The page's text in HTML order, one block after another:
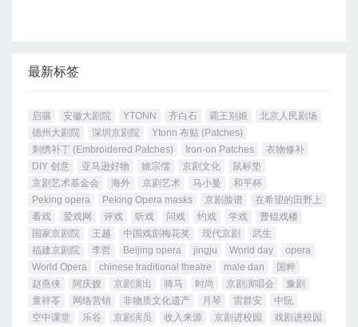
最新标签
启骧 安徽大剧院 YTONN 齐白石 霸王别姬
北京人民剧场
德州大剧院
深圳京剧院
Ytonn 布贴 (Patches)
刺绣补丁 (Embroidered Patches)
Iron-on Patches
衣物修补
DIY 创意
亚马逊好物 姚宗儒 京剧文化
鼠标垫
京剧艺术基金会
海外 京剧艺术 马小曼
和平杯
Peking opera
Peking Opera masks 京剧脸谱
在希望的田野上
看戏
爱戏网 评戏 听戏 问戏 约戏 学戏
曹锟戏楼
国家京剧院
王越 中国戏剧梅花奖 现代京剧
武生
福建京剧院
李哲 Beijing opera jingju World day
opera
World Opera
chinese traditional theatre male dan
国粹
赵燕侠
阿庆嫂 京剧演出 骑马 时尚 京剧演唱会
豫剧
童祥苓
网络营销 非物质文化遗产 月琴 雷群安
中阮
空中课堂
乐谷 京剧演员 收入来源 京剧进校园
戏剧进校园